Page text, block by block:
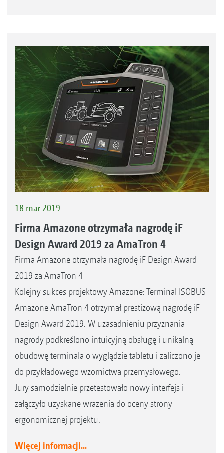
18 mar 2019
Firma Amazone otrzymała nagrodę iF
Design Award 2019 za AmaTron 4
Firma Amazone otrzymała nagrodę iF Design Award
2019 za AmaTron 4
Kolejny sukces projektowy Amazone: Terminal ISOBUS
Amazone AmaTron 4 otrzymał prestiżową nagrodę iF
Design Award 2019. W uzasadnieniu przyznania
nagrody podkreślono intuicyjną obsługę i unikalną
obudowę terminala o wyglądzie tabletu i zaliczono je
do przykładowego wzornictwa przemysłowego.
Jury samodzielnie przetestowało nowy interfejs i
załączyło uzyskane wrażenia do oceny strony
ergonomicznej projektu.
Więcej informacji...